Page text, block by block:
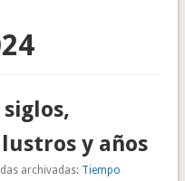
y años
archivadas: Tiempo